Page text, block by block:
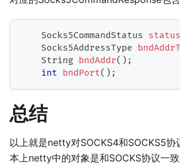
Socks5CommandStatus status
Socks5AddressType
String bndAddr( ) ;
int bndPort( ) ;
总结
以上就是netty对SOCKS4和SOCKS5协
本上netty中的对象是和SOCKS协议一致